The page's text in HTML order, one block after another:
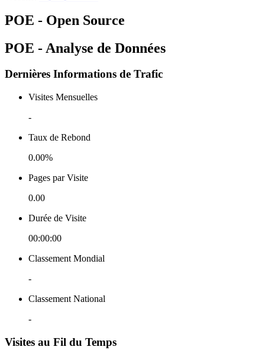
POE - Open Source
POE - Analyse de Données
Dernières Informations de Trafic
Visites Mensuelles
-
Taux de Rebond
0.00%
Pages par Visite
0.00
Durée de Visite
00:00:00
Classement Mondial
-
Classement National
-
Visites au Fil du Temps